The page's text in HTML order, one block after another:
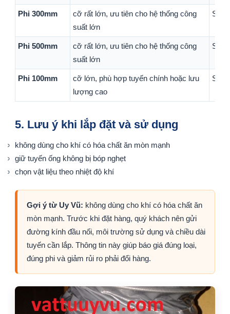
Phi 300mm
cỡ rất lớn, ưu tiên cho hệ thống công
suất lớn
Sản
Phi 500mm
cỡ rất lớn, ưu tiên cho hệ thống công
suất lớn
Sản
Phi 100mm
cỡ lớn, phù hợp tuyến chính hoặc lưu
lượng cao
Sản
5. Lưu ý khi lắp đặt và sử dụng
không dùng cho khí có hóa chất ăn mòn mạnh
giữ tuyến ống không bị bóp nghẹt
chọn vật liệu theo nhiệt độ khí
Gợi ý từ Uy Vũ: không dùng cho khí có hóa chất ăn
mòn mạnh. Trước khi đặt hàng, quý khách nên gửi
đường kính đầu nối, môi trường sử dụng và chiều dài
tuyến cần lắp. Thông tin này giúp báo giá đúng loại,
đúng phi và giảm rủi ro phải đổi hàng.